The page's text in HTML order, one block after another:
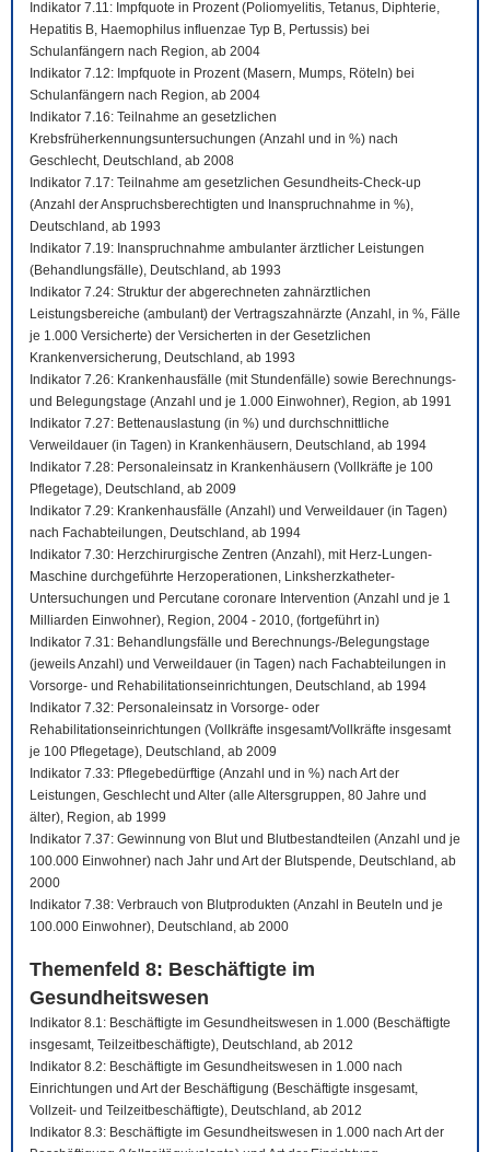
Indikator 7.11: Impfquote in Prozent (Poliomyelitis, Tetanus, Diphterie,
Hepatitis B, Haemophilus influenzae Typ B, Pertussis) bei
Schulanfängern nach Region, ab 2004
Indikator 7.12: Impfquote in Prozent (Masern, Mumps, Röteln) bei
Schulanfängern nach Region, ab 2004
Indikator 7.16: Teilnahme an gesetzlichen
Krebsfrüherkennungsuntersuchungen (Anzahl und in %) nach
Geschlecht, Deutschland, ab 2008
Indikator 7.17: Teilnahme am gesetzlichen Gesundheits-Check-up
(Anzahl der Anspruchsberechtigten und Inanspruchnahme in %),
Deutschland, ab 1993
Indikator 7.19: Inanspruchnahme ambulanter ärztlicher Leistungen
(Behandlungsfälle), Deutschland, ab 1993
Indikator 7.24: Struktur der abgerechneten zahnärztlichen
Leistungsbereiche (ambulant) der Vertragszahnärzte (Anzahl, in %, Fälle
je 1.000 Versicherte) der Versicherten in der Gesetzlichen
Krankenversicherung, Deutschland, ab 1993
Indikator 7.26: Krankenhausfälle (mit Stundenfälle) sowie Berechnungs-
und Belegungstage (Anzahl und je 1.000 Einwohner), Region, ab 1991
Indikator 7.27: Bettenauslastung (in %) und durchschnittliche
Verweildauer (in Tagen) in Krankenhäusern, Deutschland, ab 1994
Indikator 7.28: Personaleinsatz in Krankenhäusern (Vollkräfte je 100
Pflegetage), Deutschland, ab 2009
Indikator 7.29: Krankenhausfälle (Anzahl) und Verweildauer (in Tagen)
nach Fachabteilungen, Deutschland, ab 1994
Indikator 7.30: Herzchirurgische Zentren (Anzahl), mit Herz-Lungen-
Maschine durchgeführte Herzoperationen, Linksherzkatheter-
Untersuchungen und Percutane coronare Intervention (Anzahl und je 1
Milliarden Einwohner), Region, 2004 - 2010, (fortgeführt in)
Indikator 7.31: Behandlungsfälle und Berechnungs-/Belegungstage
(jeweils Anzahl) und Verweildauer (in Tagen) nach Fachabteilungen in
Vorsorge- und Rehabilitationseinrichtungen, Deutschland, ab 1994
Indikator 7.32: Personaleinsatz in Vorsorge- oder
Rehabilitationseinrichtungen (Vollkräfte insgesamt/Vollkräfte insgesamt
je 100 Pflegetage), Deutschland, ab 2009
Indikator 7.33: Pflegebedürftige (Anzahl und in %) nach Art der
Leistungen, Geschlecht und Alter (alle Altersgruppen, 80 Jahre und
älter), Region, ab 1999
Indikator 7.37: Gewinnung von Blut und Blutbestandteilen (Anzahl und je
100.000 Einwohner) nach Jahr und Art der Blutspende, Deutschland, ab
2000
Indikator 7.38: Verbrauch von Blutprodukten (Anzahl in Beuteln und je
100.000 Einwohner), Deutschland, ab 2000
Themenfeld 8: Beschäftigte im
Gesundheitswesen
Indikator 8.1: Beschäftigte im Gesundheitswesen in 1.000 (Beschäftigte
insgesamt, Teilzeitbeschäftigte), Deutschland, ab 2012
Indikator 8.2: Beschäftigte im Gesundheitswesen in 1.000 nach
Einrichtungen und Art der Beschäftigung (Beschäftigte insgesamt,
Vollzeit- und Teilzeitbeschäftigte), Deutschland, ab 2012
Indikator 8.3: Beschäftigte im Gesundheitswesen in 1.000 nach Art der